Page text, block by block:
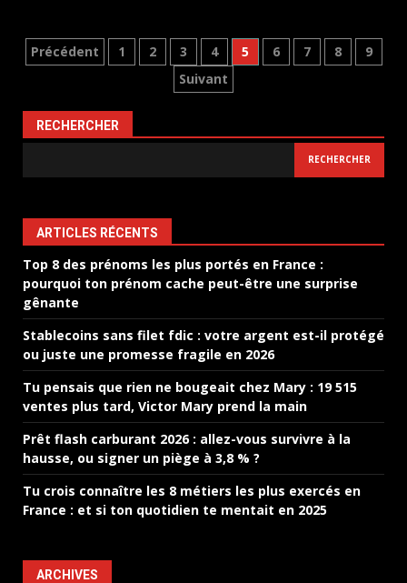
Pagination
publications
Précédent 1 2 3 4 5 6 7 8
9
Suivant
RECHERCHER
RECHERCHER
ARTICLES RÉCENTS
Top 8 des prénoms les plus portés en France :
pourquoi ton prénom cache peut-être une surprise
gênante
Stablecoins sans filet fdic : votre argent est-il protégé
ou juste une promesse fragile en 2026
Tu pensais que rien ne bougeait chez Mary : 19 515
ventes plus tard, Victor Mary prend la main
Prêt flash carburant 2026 : allez-vous survivre à la
hausse, ou signer un piège à 3,8 % ?
Tu crois connaître les 8 métiers les plus exercés en
France : et si ton quotidien te mentait en 2025
ARCHIVES